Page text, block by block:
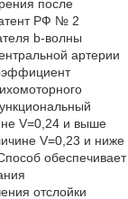
после
РФ № 2
b-волны
артерии
V=0,24 и выше
V=0,23 и ниже
обеспечивает
отслойки